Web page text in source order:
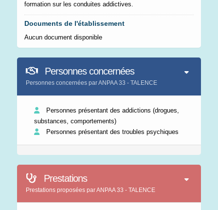
formation sur les conduites addictives.
Documents de l'établissement
Aucun document disponible
Personnes concernées
Personnes concernées par ANPAA 33 - TALENCE
Personnes présentant des addictions (drogues,
substances, comportements)
Personnes présentant des troubles psychiques
Prestations
Prestations proposées par ANPAA 33 - TALENCE